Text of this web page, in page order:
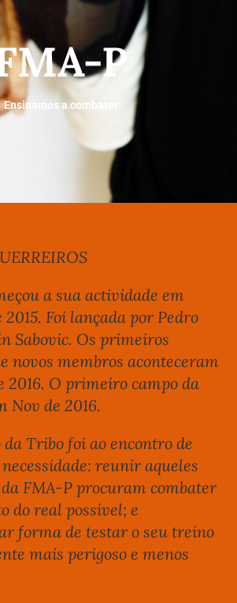
P
Ensinamos a combater
a sua actividade em
Foi lançada por Pedro
Sabovic. Os primeiros
novos membros aconteceram
2016. O primeiro campo da
Nov de 2016.
da Tribo foi ao encontro de
reunir aqueles
FMA-P procuram combater
do real possível; e
forma de testar o seu treino
mais perigoso e menos